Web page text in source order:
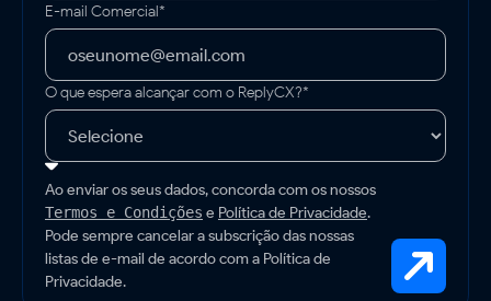
E-mail Comercial*
O que espera alcançar com o ReplyCX?*
Ao enviar os seus dados, concorda com os nossos
Termos e Condições e Política de Privacidade.
Pode sempre cancelar a subscrição das nossas
listas de e-mail de acordo com a Política de
Privacidade.